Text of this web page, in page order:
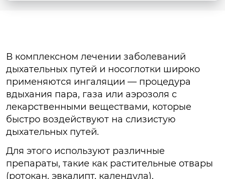
В комплексном лечении заболеваний
дыхательных путей и носоглотки широко
применяются ингаляции — процедура
вдыхания пара, газа или аэрозоля с
лекарственными веществами, которые
быстро воздействуют на слизистую
дыхательных путей.
Для этого используют различные
препараты, такие как растительные отвары
(ротокан, эвкалипт, календула),